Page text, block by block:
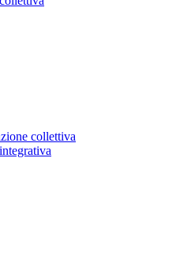
collettiva